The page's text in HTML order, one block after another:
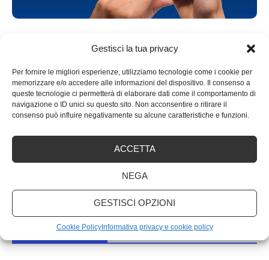
Gestisci la tua privacy
Per fornire le migliori esperienze, utilizziamo tecnologie come i cookie per
memorizzare e/o accedere alle informazioni del dispositivo. Il consenso a
queste tecnologie ci permetterà di elaborare dati come il comportamento di
navigazione o ID unici su questo sito. Non acconsentire o ritirare il
consenso può influire negativamente su alcune caratteristiche e funzioni.
ACCETTA
NEGA
GESTISCI OPZIONI
Cookie PolicyInformativa privacy e cookie policy
aumentare il traffico al tuo sito web
byadmin 23 Aprile 2017
Mirare ad ottenere un buon posizionamento sui motori di
ARTICOLI RECENTI